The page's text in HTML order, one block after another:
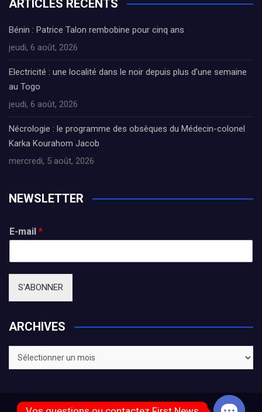
ARTICLES RECENTS
Bénin : Patrice Talon rembobine pour cinq ans
jeudi, 6 août, 2026
Electricité : une localité dans le noir depuis plus d’une semaine
au Togo
jeudi, 6 août, 2026
Nécrologie : le programme des obsèques du Médecin-colonel
Karka Kourahom Jacob
mercredi, 5 août, 2026
NEWSLETTER
E-mail *
S'ABONNER
ARCHIVES
ARCHIVES